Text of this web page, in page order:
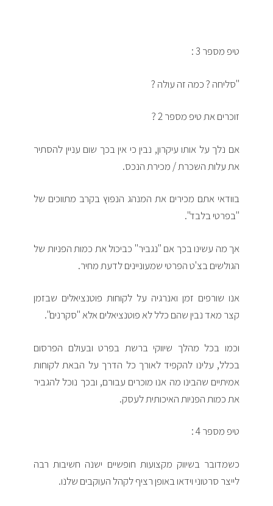
טיפ מספר 3 :
"סליחה ? כמה זה עולה ?
זוכרים את טיפ מספר 2 ?
אם נלך על אותו עיקרון, נבין כי אין בכך שום עניין להסתיר
את עלות השכרת / מכירת הנכס.
בוודאי אתם מכירים את המנהג הנפוץ בקרב מתווכים של
"בפרטי בלבד".
אך מה עשינו בכך אם "נגביר" כביכול את כמות הפניות של
הגולשים בצ'ט הפרטי שמעוניינים לדעת מחיר.
אנו שורפים זמן ואנרגיה על לקוחות פוטנציאלים שבזמן
קצר מאד נבין שהם כלל לא פוטנציאלים אלא "סקרנים".
וכמו בכל מהלך שיווקי ברשת בפרט ובעולם הפרסום
בכלל, עלינו להקפיד לאורך כל הדרך על הבאת לקוחות
אמיתיים שהבינו מה אנו מוכרים עבורם, ובכך נוכל להגביר
את כמות הפניות האיכותית לעסק.
טיפ מספר 4 :
כשמדובר בשיווק מקצועות חופשיים ישנה חשיבות רבה
לייצר סרטוני וידאו באופן רציף לקהל העוקבים שלנו.